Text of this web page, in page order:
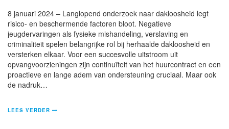
8 januari 2024 – Langlopend onderzoek naar dakloosheid legt
risico- en beschermende factoren bloot. Negatieve
jeugdervaringen als fysieke mishandeling, verslaving en
criminaliteit spelen belangrijke rol bij herhaalde dakloosheid en
versterken elkaar. Voor een succesvolle uitstroom uit
opvangvoorzieningen zijn continuïteit van het huurcontract en een
proactieve en lange adem van ondersteuning cruciaal. Maar ook
de nadruk…
LEES VERDER